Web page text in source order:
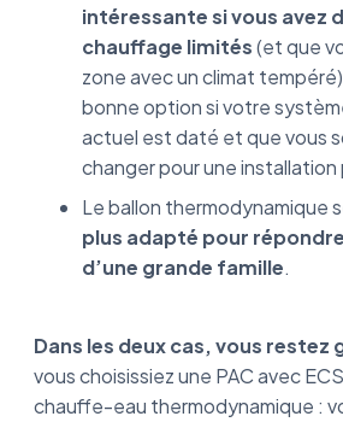
intéressante si vous avez
chauffage limités(et que
zone avec un climat
bonne option si votre
actuel est daté et que vous
changer pour une installation
Le ballon thermodynamique
plus adapté pour
d’une grande famille.
Dans les deux cas, vous restez
vous choisissiez une PAC avec
chauffe-eau thermodynamique :